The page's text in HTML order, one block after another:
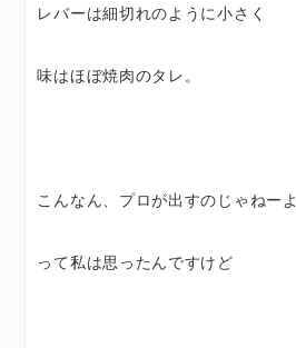
レバーは細切れのように小さく
味はほぼ焼肉のタレ。
こんなん、プロが出すのじゃねーよ
って私は思ったんですけど